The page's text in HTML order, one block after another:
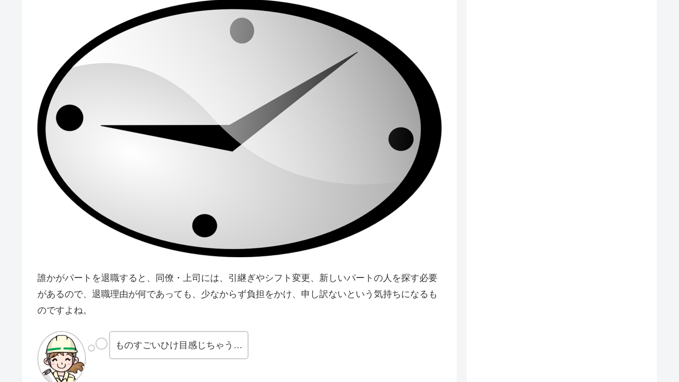
誰かがパートを退職すると、同僚・上司には、引継ぎやシフト変更、新しいパートの人を探す必要
があるので、退職理由が何であっても、少なからず負担をかけ、申し訳ないという気持ちになるも
のですよね。
ものすごいひけ目感じちゃう…